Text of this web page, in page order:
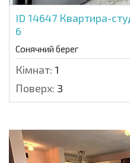
ID 14647 Квартира-
6
Сонячний берег
Кімнат: 1
Поверх: 3